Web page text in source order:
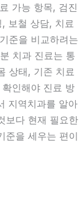
가능 항목, 검진
보철 상담, 치료
준을 비교하려는
치과 진료는 통
상태, 기존 치료
인해야 진료 방
지역치과를 알아
보다 현재 필요한
준을 세우는 편이